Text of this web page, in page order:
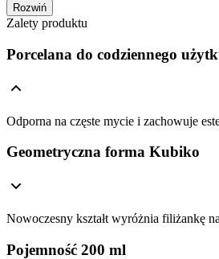
Rozwiń
Zalety produktu
Porcelana do codziennego
Odporna na częste mycie i zachowuje
Geometryczna forma Kubiko
Nowoczesny kształt wyróżnia filiżankę
Pojemność 200 ml